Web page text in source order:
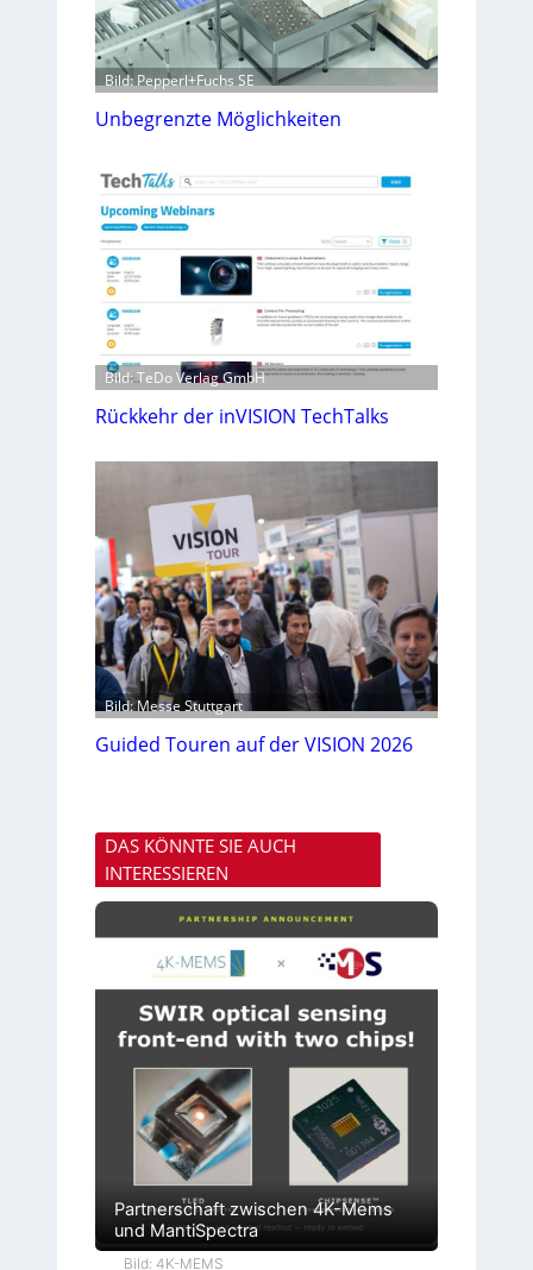
Bild: Pepperl+Fuchs SE
Unbegrenzte Möglichkeiten
Bild: TeDo Verlag GmbH
Rückkehr der inVISION TechTalks
Bild: Messe Stuttgart
Guided Touren auf der VISION 2026
DAS KÖNNTE SIE AUCH
INTERESSIEREN
Partnerschaft zwischen 4K-Mems
und MantiSpectra
Bild: 4K-MEMS